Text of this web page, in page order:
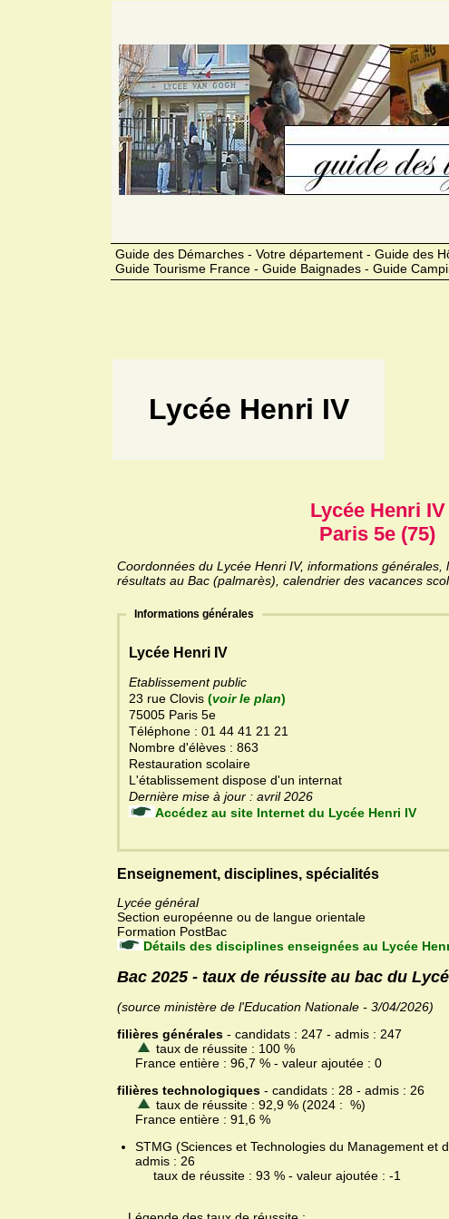
Guide des Démarches - Votre département - Guide des
Guide Tourisme France - Guide Baignades - Guide
Lycée Henri IV
Lycée Henri IV
Paris 5e (75)
Coordonnées du Lycée Henri IV, informations générales,
résultats au Bac (palmarès), calendrier des vacances
Informations générales
Lycée Henri IV
Etablissement public
23 rue Clovis (voir le plan)
75005 Paris 5e
Téléphone : 01 44 41 21 21
Nombre d'élèves : 863
Restauration scolaire
L'établissement dispose d'un internat
Dernière mise à jour : avril 2026
Accédez au site Internet du Lycée Henri IV
Enseignement, disciplines, spécialités
Lycée général
Section européenne ou de langue orientale
Formation PostBac
Détails des disciplines enseignées au Lycée
Bac 2025 - taux de réussite au bac du
(source ministère de l'Education Nationale - 3/04/2026)
filières générales - candidats : 247 - admis : 247
taux de réussite : 100 %
France entière : 96,7 % - valeur ajoutée : 0
filières technologiques - candidats : 28 - admis : 26
taux de réussite : 92,9 % (2024 : %)
France entière : 91,6 %
STMG (Sciences et Technologies du Management et
admis : 26
taux de réussite : 93 % - valeur ajoutée : -1